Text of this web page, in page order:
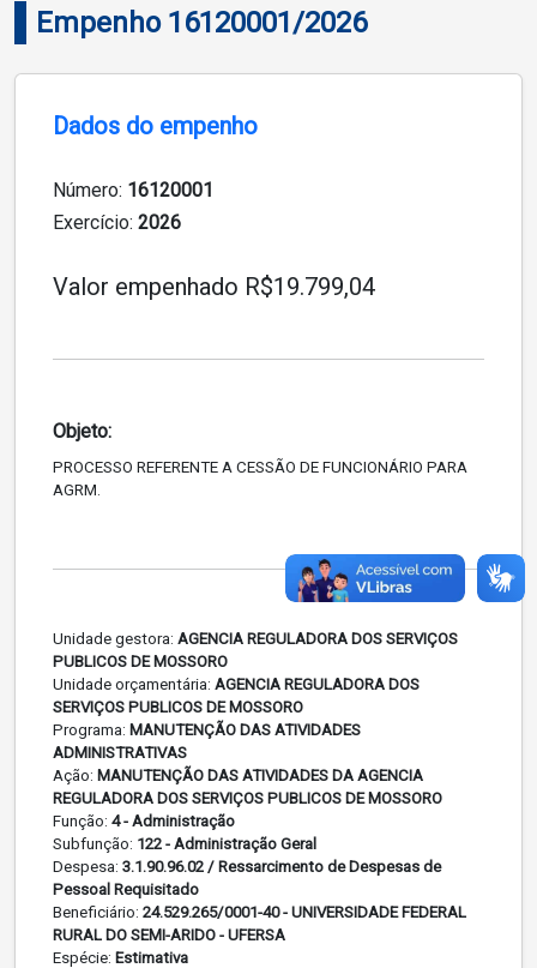
Empenho 16120001/2026
Dados do empenho
Número: 16120001
Exercício: 2026
Valor empenhado R$19.799,04
Objeto:
PROCESSO REFERENTE A CESSÃO DE FUNCIONÁRIO PARA
AGRM.
Unidade gestora: AGENCIA REGULADORA DOS SERVIÇOS
PUBLICOS DE MOSSORO
Unidade orçamentária: AGENCIA REGULADORA DOS
SERVIÇOS PUBLICOS DE MOSSORO
Programa: MANUTENÇÃO DAS ATIVIDADES
ADMINISTRATIVAS
Ação: MANUTENÇÃO DAS ATIVIDADES DA AGENCIA
REGULADORA DOS SERVIÇOS PUBLICOS DE MOSSORO
Função: 4 - Administração
Subfunção: 122 - Administração Geral
Despesa: 3.1.90.96.02 / Ressarcimento de Despesas de
Pessoal Requisitado
Beneficiário: 24.529.265/0001-40 - UNIVERSIDADE FEDERAL
RURAL DO SEMI-ARIDO - UFERSA
Espécie: Estimativa